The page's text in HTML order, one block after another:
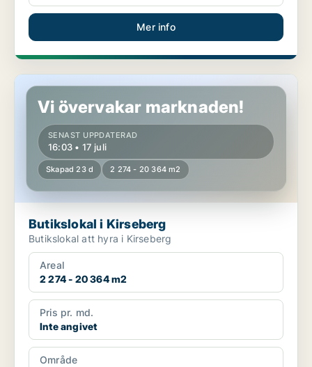
Mer info
Butikslokal i Kirseberg
Vi övervakar marknaden!
SENAST UPPDATERAD
16:03 • 17 juli
Skapad 23 d 2 274 - 20 364 m2
Butikslokal i Kirseberg
Butikslokal att hyra i Kirseberg
Areal
2 274 - 20 364 m2
Pris pr. md.
Inte angivet
Område